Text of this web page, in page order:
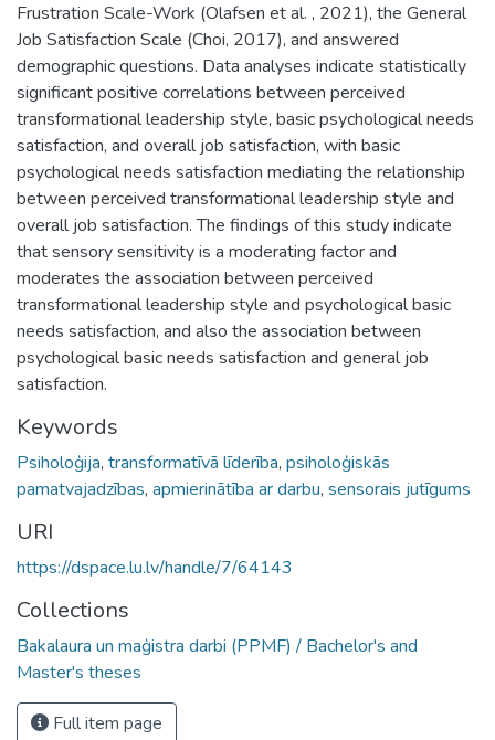
Frustration Scale-Work (Olafsen et al. , 2021), the General
Job Satisfaction Scale (Choi, 2017), and answered
demographic questions. Data analyses indicate statistically
significant positive correlations between perceived
transformational leadership style, basic psychological needs
satisfaction, and overall job satisfaction, with basic
psychological needs satisfaction mediating the relationship
between perceived transformational leadership style and
overall job satisfaction. The findings of this study indicate
that sensory sensitivity is a moderating factor and
moderates the association between perceived
transformational leadership style and psychological basic
needs satisfaction, and also the association between
psychological basic needs satisfaction and general job
satisfaction.
Keywords
Psiholoģija, transformatīvā līderība, psiholoģiskās
pamatvajadzības, apmierinātība ar darbu, sensorais jutīgums
URI
https://dspace.lu.lv/handle/7/64143
Collections
Bakalaura un maģistra darbi (PPMF) / Bachelor's and
Master's theses
Full item page